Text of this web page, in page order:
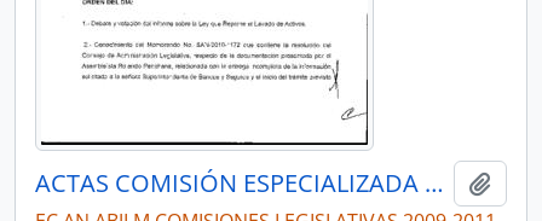
ACTAS COMISIÓN ESPECIALIZADA PERMANENTE DEL RÉGIMEN ECONÓMICO Y TRIBUTARIO Y SU REGULACIÓN Y CONTROL